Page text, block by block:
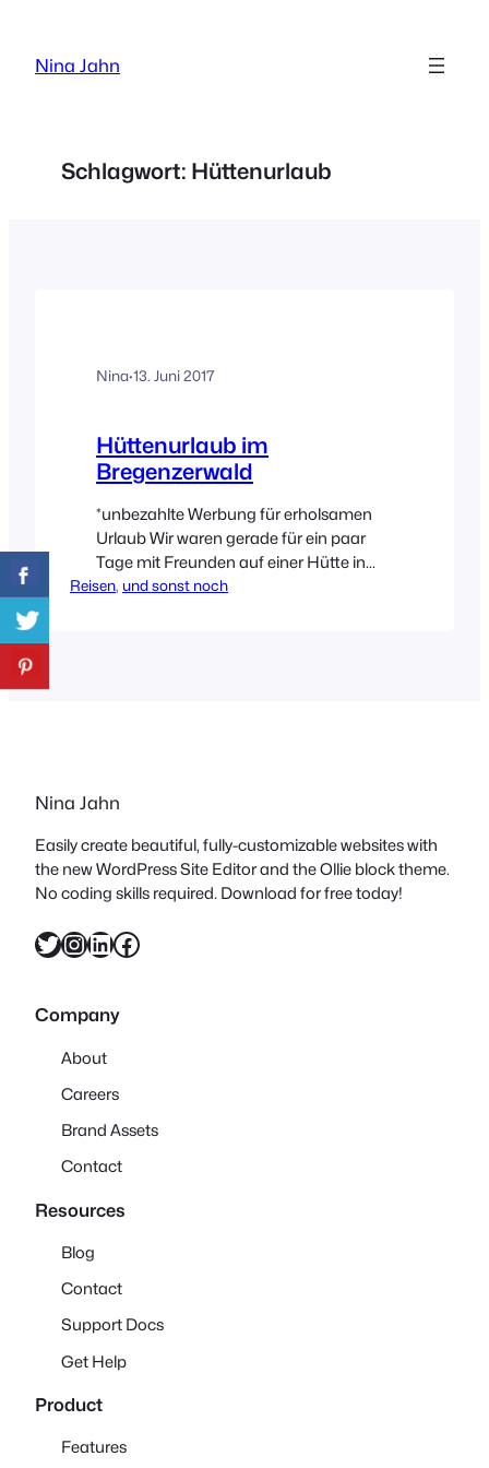
springen
Nina Jahn
Schlagwort: Hüttenurlaub
Nina·13. Juni 2017
Hüttenurlaub im
Bregenzerwald
*unbezahlte Werbung für erholsamen
Urlaub Wir waren gerade für ein paar
Tage mit Freunden auf einer Hütte in
Vorarlberg. Genauer gesagt in den
Mag nicht jeder…
Reisen, und sonst noch
Nina Jahn
Easily create beautiful, fully-customizable websites with
the new WordPress Site Editor and the Ollie block theme.
No coding skills required. Download for free today!
Twitter InstagramLinkedIn Facebook
Company
About
Careers
Brand Assets
Contact
Resources
Blog
Contact
Support Docs
Get Help
Product
Features